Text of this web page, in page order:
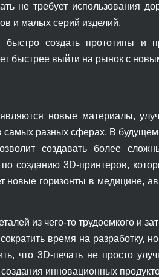
не требует использования
и малых серий изделий.
создать прототипы и
быстрее выйти на рынок с
новые материалы,
самых разных сферах. В
создавать более
созданию 3D-принтеров,
новые горизонты в медицине,
из чего-то трудоемкого и
время на разработку,
что 3D-печать не просто
инновационных